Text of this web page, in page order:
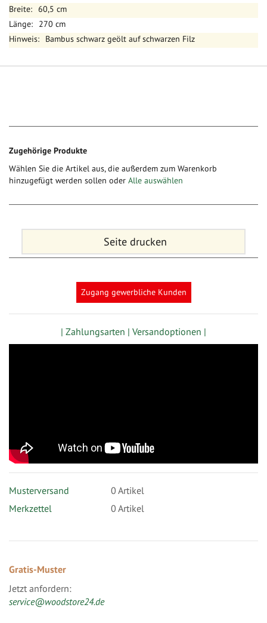
60,5 cm
270 cm
Bambus schwarz geölt auf schwarzen Filz
Zugehörige Produkte
Wählen Sie die Artikel aus, die außerdem zum Warenkorb
hinzugefügt werden sollen oder Alle auswählen
Seite drucken
Zugang gewerbliche Kunden
| Zahlungsarten | Versandoptionen |
Musterversand 0 Artikel
Merkzettel
0 Artikel
Gratis-Muster
Jetzt anfordern:
service@woodstore24.de